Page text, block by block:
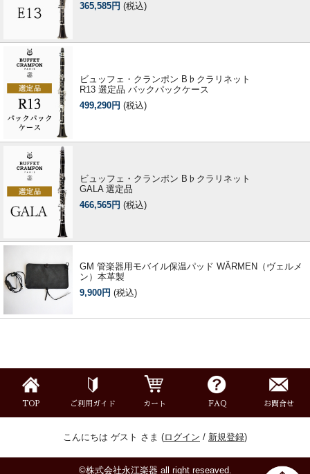
365,585円 (税込)
ビュッフェ・クランポン B♭クラリネット
R13 選定品 バックパックケース
499,290円 (税込)
ビュッフェ・クランポン B♭クラリネット
GALA 選定品
466,565円 (税込)
GM 管楽器用モバイル保温パッド WÄRMEN（ヴェルメ
ン）本革製
9,900円 (税込)
TOP ご利用ガイド カート FAQ お問合せ
こんにちは ゲスト さま (ログイン / 新規登録)
©株式会社永江楽器 all right reseaved.